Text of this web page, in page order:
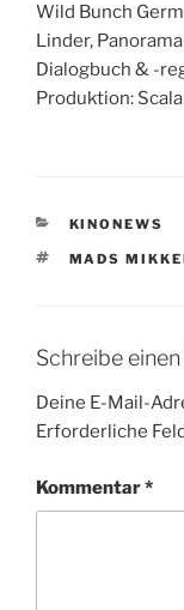
Wild Bunch
Linder,
Dialogbuch & -
Produktion:
KATEGORIEN
KINONEWS
MADS
Schreibe
Deine E-Mail-
Erforderliche
Kommentar*